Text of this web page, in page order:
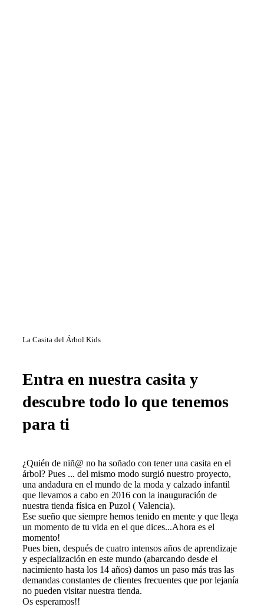
La Casita del Árbol Kids
Entra en nuestra casita y
descubre todo lo que tenemos
para ti
¿Quién de niñ@ no ha soñado con tener una casita en el
árbol? Pues ... del mismo modo surgió nuestro proyecto,
una andadura en el mundo de la moda y calzado infantil
que llevamos a cabo en 2016 con la inauguración de
nuestra tienda física en Puzol ( Valencia).
Ese sueño que siempre hemos tenido en mente y que llega
un momento de tu vida en el que dices...Ahora es el
momento!
Pues bien, después de cuatro intensos años de aprendizaje
y especialización en este mundo (abarcando desde el
nacimiento hasta los 14 años) damos un paso más tras las
demandas constantes de clientes frecuentes que por lejanía
no pueden visitar nuestra tienda.
Os esperamos!!